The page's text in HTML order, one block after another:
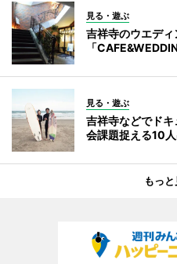
見る・遊ぶ
吉祥寺のウエディ
「
見る・遊ぶ
吉祥寺などでド
会課題捉える10
もっ